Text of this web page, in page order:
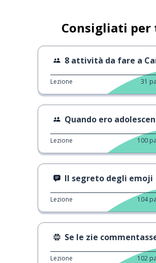
Consigliati per
8 attività da fare a
Lezione 31
Quando ero
Lezione 100
Il segreto degli emoji
Lezione 104
Se le zie commentassero
Lezione 102